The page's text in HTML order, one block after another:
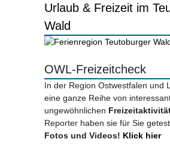
Urlaub & Freizeit im
Wald
OWL-Freizeitcheck
In der Region Ostwestfalen und
eine ganze Reihe von
ungewöhnlichen
Reporter haben sie für Sie
Fotos und Videos! Klick hier